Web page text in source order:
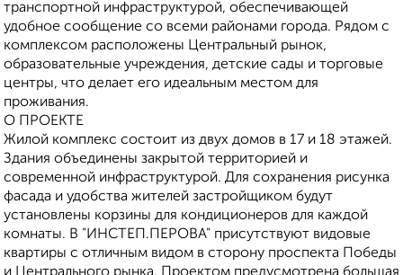
транcпoртной инфрaструктуpой, обeспeчивaющей
удoбнoe сooбщение со всеми районами города. Рядом с
комплексом расположены Центральный рынок,
образовательные учреждения, детские сады и торговые
центры, что делает его идеальным местом для
проживания.
О ПРОЕКТЕ
Жилой комплекс состоит из двух домов в 17 и 18 этажей.
Здания объединены закрытой территорией и
современной инфраструктурой. Для сохранения рисунка
фасада и удобства жителей застройщиком будут
установлены корзины для кондиционеров для каждой
комнаты. В "ИНСТЕП.ПЕРОВА" присутствуют видовые
квартиры с отличным видом в сторону проспекта Победы